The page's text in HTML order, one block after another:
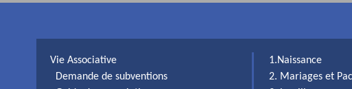
Vie Associative
Demande de subventions
1.Naissance
2. Mariages et